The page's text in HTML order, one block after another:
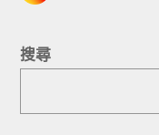
搜尋